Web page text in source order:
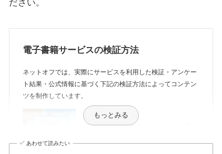
ださい。
電子書籍サービスの検証方法
ネットオフでは、実際にサービスを利用した検証・アンケー
ト結果・公式情報に基づく下記の検証方法によってコンテン
ツを制作しています。
クーポンのお得さ
もっとみる
あわせて読みたい